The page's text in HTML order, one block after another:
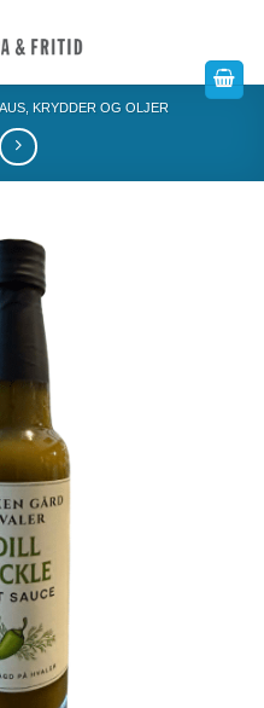
KRYDDER OG OLJER